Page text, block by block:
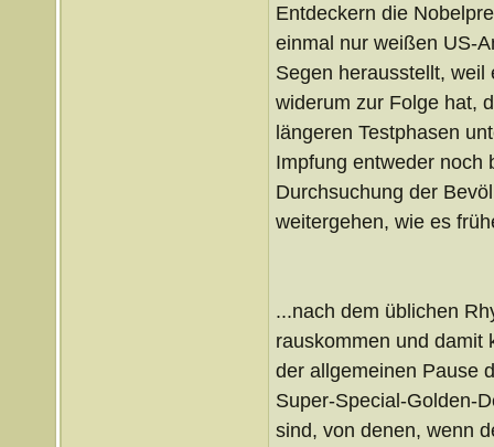
Entdeckern die
einmal nur weißen US-
Segen herausstellt,
widerum zur Folge hat,
längeren Testphasen
Impfung entweder noch
Durchsuchung der
weitergehen, wie es
...nach dem üblichen
rauskommen und damit
der allgemeinen Pause
Super-Special-Golden-
sind, von denen, wenn